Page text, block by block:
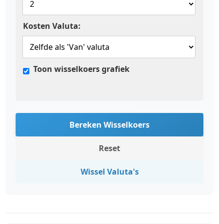
Kosten Valuta:
Toon wisselkoers grafiek
Bereken Wisselkoers
Reset
Wissel Valuta's